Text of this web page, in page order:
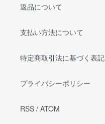
返品について
支払い方法について
特定商取引法に基づく表記
プライバシーポリシー
RSS / ATOM